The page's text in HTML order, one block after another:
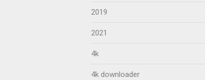
2019
2021
4k
4k downloader